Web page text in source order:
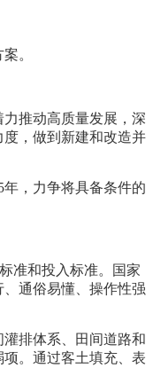
。
推动高质量发展，深
，做到新建和改造并
，力争将具备条件的
准和投入标准。国家
通俗易懂、操作性强
排体系、田间道路和
。通过客土填充、表